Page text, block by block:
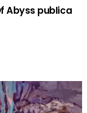
Abyss publica